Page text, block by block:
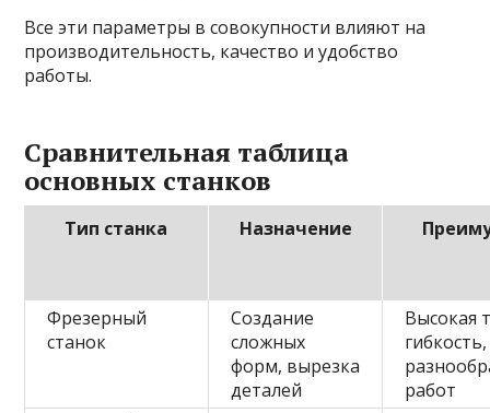
Все эти параметры в совокупности влияют на
производительность, качество и удобство
работы.
Сравнительная таблица
основных станков
Тип станка Назначение
Фрезерный
станок
Создание
сложных
форм, вырезка
деталей
Высокая
гибкость,
работ